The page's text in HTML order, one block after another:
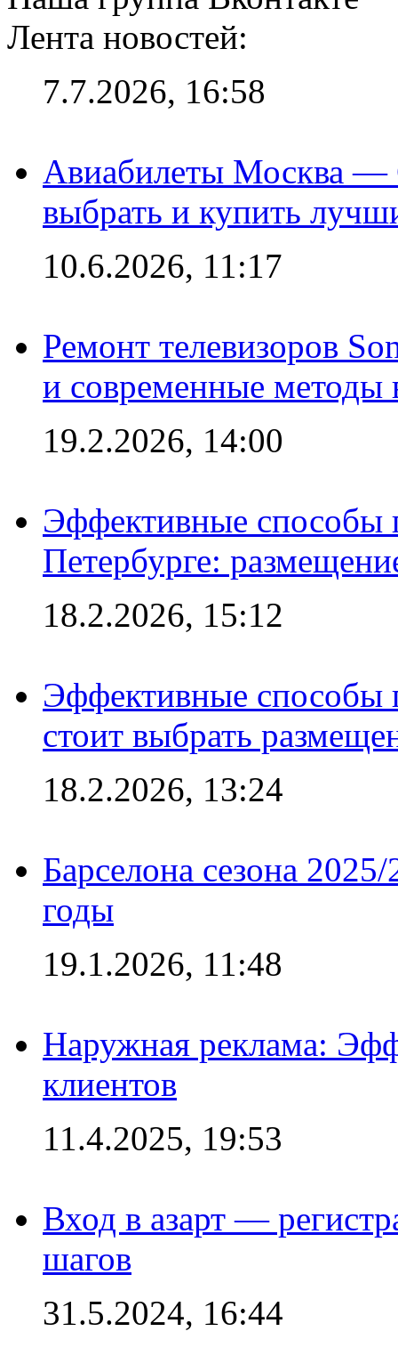
Лента новостей:
7.7.2026, 16:58
Авиабилеты Москва —
выбрать и купить
10.6.2026, 11:17
Ремонт телевизоров
и современные методы
19.2.2026, 14:00
Эффективные способы
Петербурге:
18.2.2026, 15:12
Эффективные способы
стоит выбрать
18.2.2026, 13:24
Барселона сезона
годы
19.1.2026, 11:48
Наружная реклама:
клиентов
11.4.2025, 19:53
Вход в азарт —
шагов
31.5.2024, 16:44